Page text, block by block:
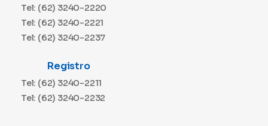
Tel: (62) 3240-2220
Tel: (62) 3240-2221
Tel: (62) 3240-2237
Registro
Tel: (62) 3240-2211
Tel: (62) 3240-2232